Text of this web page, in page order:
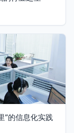
”的信息化实践